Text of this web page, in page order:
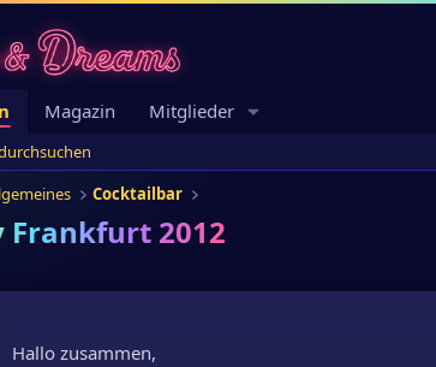
Magazin Mitglieder
Cocktailbar
2012
Hallo zusammen,